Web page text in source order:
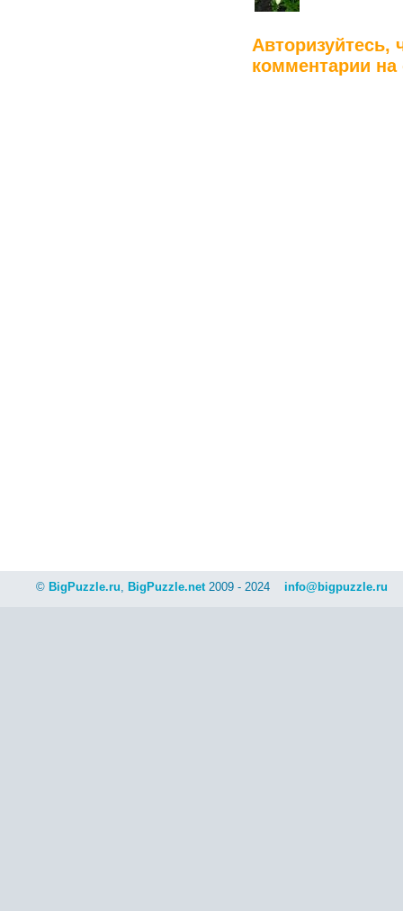
Авторизуйтесь,
комментарии на
© BigPuzzle.ru, BigPuzzle.net2009 - 2024 info@bigpuzzle.ru